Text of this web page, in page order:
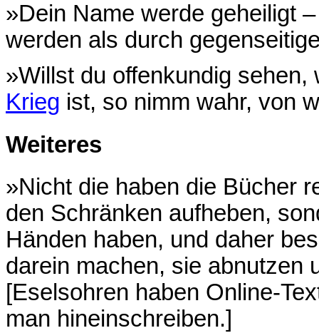
»Dein Name werde geheiligt
werden als durch
»Willst du offenkundig
Krieg ist, so nimm wahr, von
Weiteres
»Nicht die haben die Bücher
den Schränken aufheben,
Händen haben, und daher
darein machen, sie abnutzen
[Eselsohren haben Online-
man hineinschreiben.]